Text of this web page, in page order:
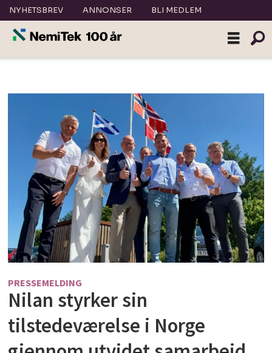
NYHETSBREV ANNONSER BLI MEDLEM
Nemitek.no
PRESSEMELDING
Nilan styrker sin
tilstedeværelse i Norge